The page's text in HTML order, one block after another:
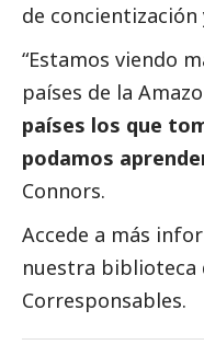
de
“Estamos viendo
países de la
países los que
podamos
Connors.
Accede a más
nuestra biblioteca
Corresponsables.